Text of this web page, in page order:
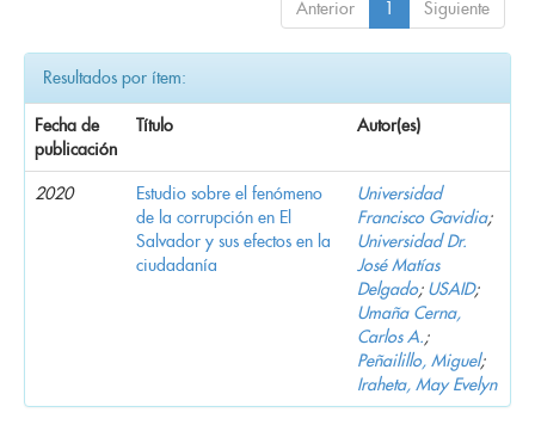
Anterior 1 Siguiente
Resultados por ítem:
Fecha de
publicación
Título Autor(es)
2020
Estudio sobre el fenómeno
de la corrupción en El
Salvador y sus efectos en la
ciudadanía
Universidad
Francisco Gavidia;
Universidad Dr.
José Matías
Delgado; USAID;
Umaña Cerna,
Carlos A.;
Peñailillo, Miguel;
Iraheta, May Evelyn